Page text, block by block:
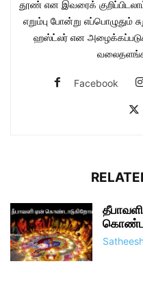
தூண் என இவரைக்
எறும்பு போன்று எப்பொழுதும்
ஹஸ்ட்லர் என
Facebook